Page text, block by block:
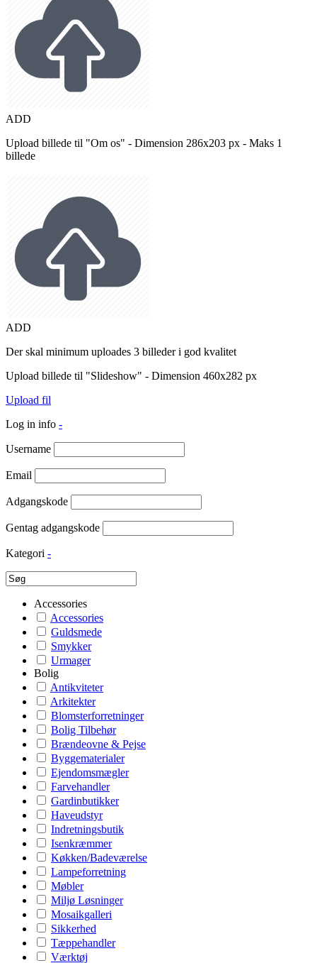
ADD
Upload billede til "Om os" - Dimension 286x203 px - Maks 1
billede
ADD
Der skal minimum uploades 3 billeder i god kvalitet
Upload billede til "Slideshow" - Dimension 460x282 px
Upload fil
Log in info -
Username
Email
Adgangskode
Gentag adgangskode
Kategori -
Accessories
Accessories
Guldsmede
Smykker
Urmager
Bolig
Antikviteter
Arkitekter
Blomsterforretninger
Bolig Tilbehør
Brændeovne & Pejse
Byggematerialer
Ejendomsmægler
Farvehandler
Gardinbutikker
Haveudstyr
Indretningsbutik
Isenkræmmer
Køkken/Badeværelse
Lampeforretning
Møbler
Miljø Løsninger
Mosaikgalleri
Sikkerhed
Tæppehandler
Værktøj